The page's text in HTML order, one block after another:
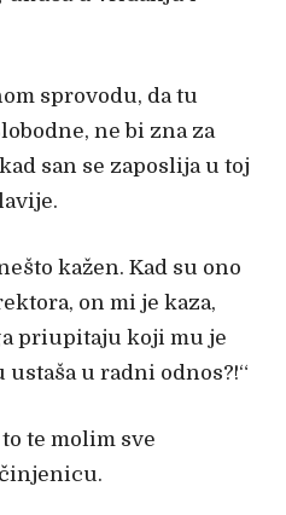
sprovodu, da tu
ne bi zna za
san se zaposlija u toj
kažen. Kad su ono
on mi je kaza,
priupitaju koji mu je
u radni odnos?!“
te molim sve